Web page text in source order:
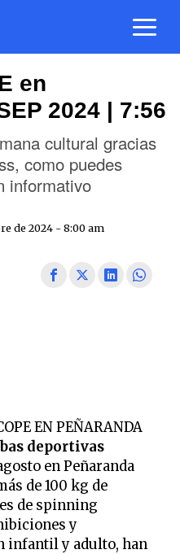
en
2024 | 7:56
cultural gracias
como puedes
informativo
de 2024 - 8:00 am
EN PEÑARANDA
deportivas
en Peñaranda
de 100 kg de
de spinning
y
infantil y adulto, han